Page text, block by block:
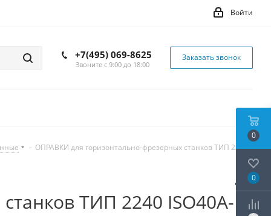
Войти
+7(495) 069-8625
Звоните с 9:00 до 18:00
Заказать звонок
- ОПРАВКИ для горизонтально-фрезерных станков ТИП 2240
ТИП 2240 ISO40A-
0
0